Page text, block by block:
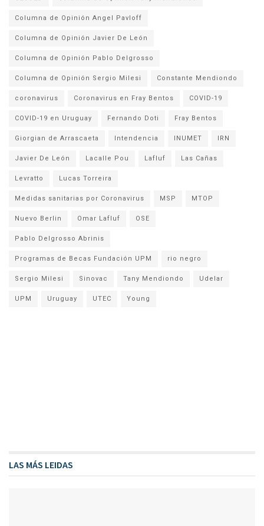
Columna de Opinión Angel Pavloff
Columna de Opinión Javier De León
Columna de Opinión Pablo Delgrosso
Columna de Opinión Sergio Milesi Constante Mendiondo
coronavirus Coronavirus en Fray Bentos COVID-19
COVID-19 en Uruguay Fernando Doti Fray Bentos
Giorgian de Arrascaeta Intendencia INUMET IRN
Javier De León Lacalle Pou Lafluf Las Cañas
Levratto Lucas Torreira
Medidas sanitarias por Coronavirus MSP MTOP
Nuevo Berlin Omar Lafluf OSE
Pablo Delgrosso Abrinis
Programas de Becas Fundación UPM rio negro
Sergio Milesi Sinovac Tany Mendiondo Udelar
UPM Uruguay UTEC Young
LAS MÁS LEIDAS